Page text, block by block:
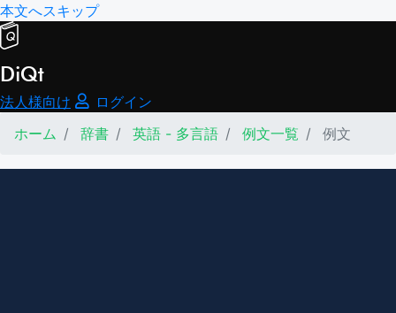
本文へスキップ
DiQt
法人様向け
ログイン
ホーム
辞書 英語 - 多言語 例文一覧 例文